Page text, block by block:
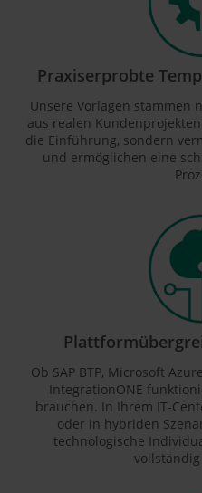
Praxiserprobte
Unsere Vorlagen stammen
aus realen
die Einführung, sondern
und ermöglichen eine
Ob SAP BTP, Microsoft
IntegrationONE
brauchen. In Ihrem IT-
oder in hybriden
technologische